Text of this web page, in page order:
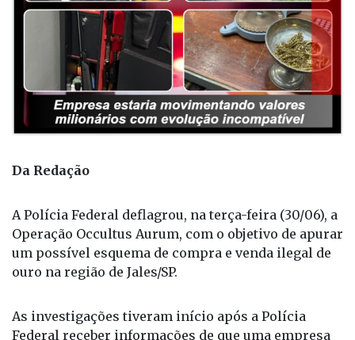
A Polícia Federal deflagrou, na terça-feira (30/06), a
Operação Occultus Aurum, com o objetivo de apurar
um possível esquema de compra e venda ilegal de